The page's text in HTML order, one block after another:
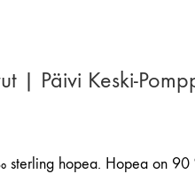
| Päivi Keski-
hopea. Hopea on 90